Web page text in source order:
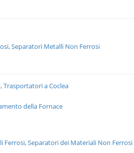
Separatori Metalli Non Ferrosi
a Coclea
della Fornace
Ferrosi, Separatori dei Materiali Non Ferrosi